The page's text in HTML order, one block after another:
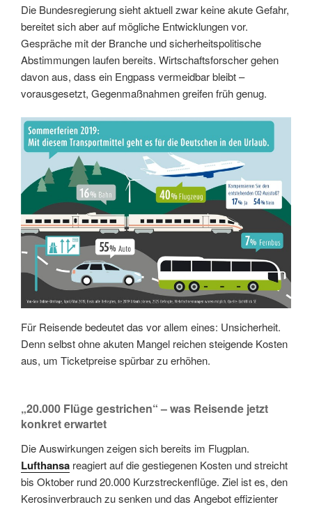
Die Bundesregierung sieht aktuell zwar keine akute Gefahr,
bereitet sich aber auf mögliche Entwicklungen vor.
Gespräche mit der Branche und sicherheitspolitische
Abstimmungen laufen bereits. Wirtschaftsforscher gehen
davon aus, dass ein Engpass vermeidbar bleibt –
vorausgesetzt, Gegenmaßnahmen greifen früh genug.
Für Reisende bedeutet das vor allem eines: Unsicherheit.
Denn selbst ohne akuten Mangel reichen steigende Kosten
aus, um Ticketpreise spürbar zu erhöhen.
„20.000 Flüge gestrichen“ – was Reisende jetzt
konkret erwartet
Die Auswirkungen zeigen sich bereits im Flugplan.
Lufthansa reagiert auf die gestiegenen Kosten und streicht
bis Oktober rund 20.000 Kurzstreckenflüge. Ziel ist es, den
Kerosinverbrauch zu senken und das Angebot effizienter